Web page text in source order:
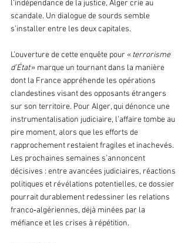
l’indépendance de la justice, Alger crie au
scandale. Un dialogue de sourds semble
s’installer entre les deux capitales.
L’ouverture de cette enquête pour « terrorisme
d’État » marque un tournant dans la manière
dont la France appréhende les opérations
clandestines visant des opposants étrangers
sur son territoire. Pour Alger, qui dénonce une
instrumentalisation judiciaire, l’affaire tombe au
pire moment, alors que les efforts de
rapprochement restaient fragiles et inachevés.
Les prochaines semaines s’annoncent
décisives : entre avancées judiciaires, réactions
politiques et révélations potentielles, ce dossier
pourrait durablement redessiner les relations
franco‑algériennes, déjà minées par la
méfiance et les crises à répétition.